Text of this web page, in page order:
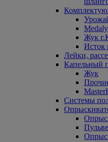
Жук
Исток
Лейки,
Капельный
Жук
Системы